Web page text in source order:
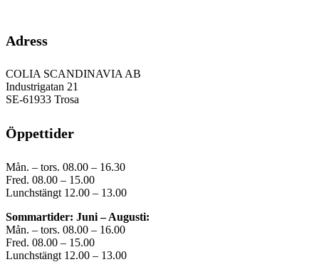
Adress
COLIA SCANDINAVIA AB
Industrigatan 21
SE-61933 Trosa
Öppettider
Mån. – tors. 08.00 – 16.30
Fred. 08.00 – 15.00
Lunchstängt 12.00 – 13.00
Sommartider: Juni – Augusti:
Mån. – tors. 08.00 – 16.00
Fred. 08.00 – 15.00
Lunchstängt 12.00 – 13.00